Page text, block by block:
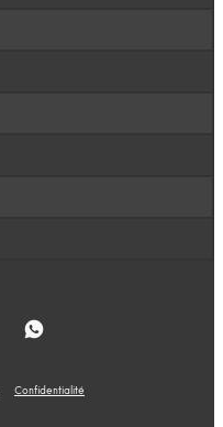
Confidentialité